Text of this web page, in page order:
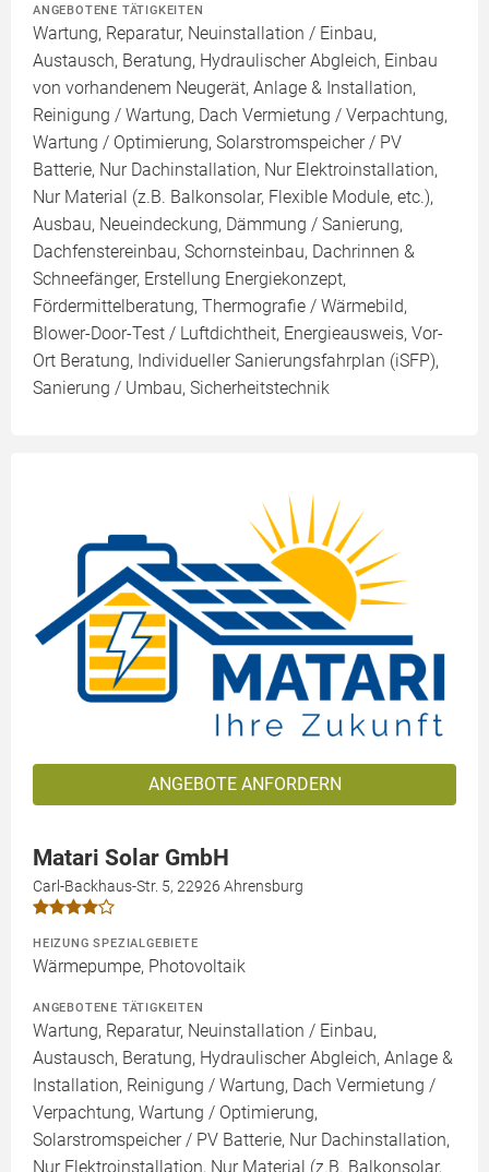
ANGEBOTENE TÄTIGKEITEN
Wartung, Reparatur, Neuinstallation / Einbau,
Austausch, Beratung, Hydraulischer Abgleich, Einbau
von vorhandenem Neugerät, Anlage & Installation,
Reinigung / Wartung, Dach Vermietung / Verpachtung,
Wartung / Optimierung, Solarstromspeicher / PV
Batterie, Nur Dachinstallation, Nur Elektroinstallation,
Nur Material (z.B. Balkonsolar, Flexible Module, etc.),
Ausbau, Neueindeckung, Dämmung / Sanierung,
Dachfenstereinbau, Schornsteinbau, Dachrinnen &
Schneefänger, Erstellung Energiekonzept,
Fördermittelberatung, Thermografie / Wärmebild,
Blower-Door-Test / Luftdichtheit, Energieausweis, Vor-
Ort Beratung, Individueller Sanierungsfahrplan (iSFP),
Sanierung / Umbau, Sicherheitstechnik
ANGEBOTE ANFORDERN
Matari Solar GmbH
Carl-Backhaus-Str. 5, 22926 Ahrensburg
HEIZUNG SPEZIALGEBIETE
Wärmepumpe, Photovoltaik
ANGEBOTENE TÄTIGKEITEN
Wartung, Reparatur, Neuinstallation / Einbau,
Austausch, Beratung, Hydraulischer Abgleich, Anlage &
Installation, Reinigung / Wartung, Dach Vermietung /
Verpachtung, Wartung / Optimierung,
Solarstromspeicher / PV Batterie, Nur Dachinstallation,
Nur Elektroinstallation, Nur Material (z.B. Balkonsolar,